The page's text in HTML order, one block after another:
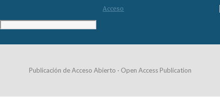
Acceso
Publicación de Acceso Abierto · Open Access Publication